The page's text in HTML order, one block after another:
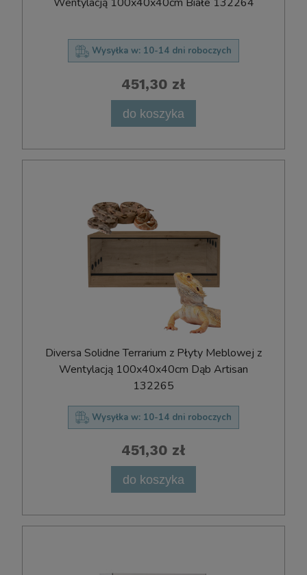
Wysyłka w: 10-14 dni roboczych
451,30 zł
do koszyka
Diversa Solidne Terrarium z Płyty Meblowej z
Wentylacją 100x40x40cm Dąb Artisan
132265
Wysyłka w: 10-14 dni roboczych
451,30 zł
do koszyka